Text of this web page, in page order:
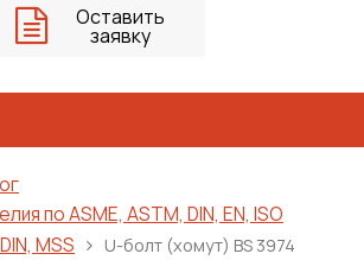
Оставить
заявку
по ASME, ASTM, DIN, EN, ISO
MSS
U-болт (хомут) BS 3974